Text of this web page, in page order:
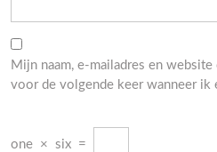
Mijn naam, e-mailadres en
voor de volgende keer wanneer ik
one × six =